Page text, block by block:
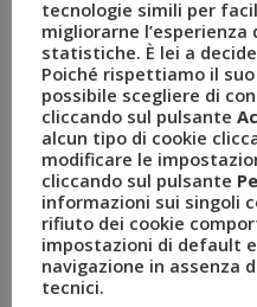
Uvet Travel
Uacademy
MAR 17, 2017
ACADEMY,AGENZIE,
NETWORK,OPEN TRAVEL
TRAINING,UACADEMY,ULOVE,
UVET TRAVEL NETWORK,
COMUNICATI STAMPA
tecnologie simili per
migliorarne
statistiche. È lei a
Poiché rispettiamo il
possibile scegliere di
cliccando sul pulsante
alcun tipo di cookie
modificare le
cliccando sul pulsante
informazioni sui singoli
rifiuto dei cookie
impostazioni di default
navigazione in assenza
tecnici.